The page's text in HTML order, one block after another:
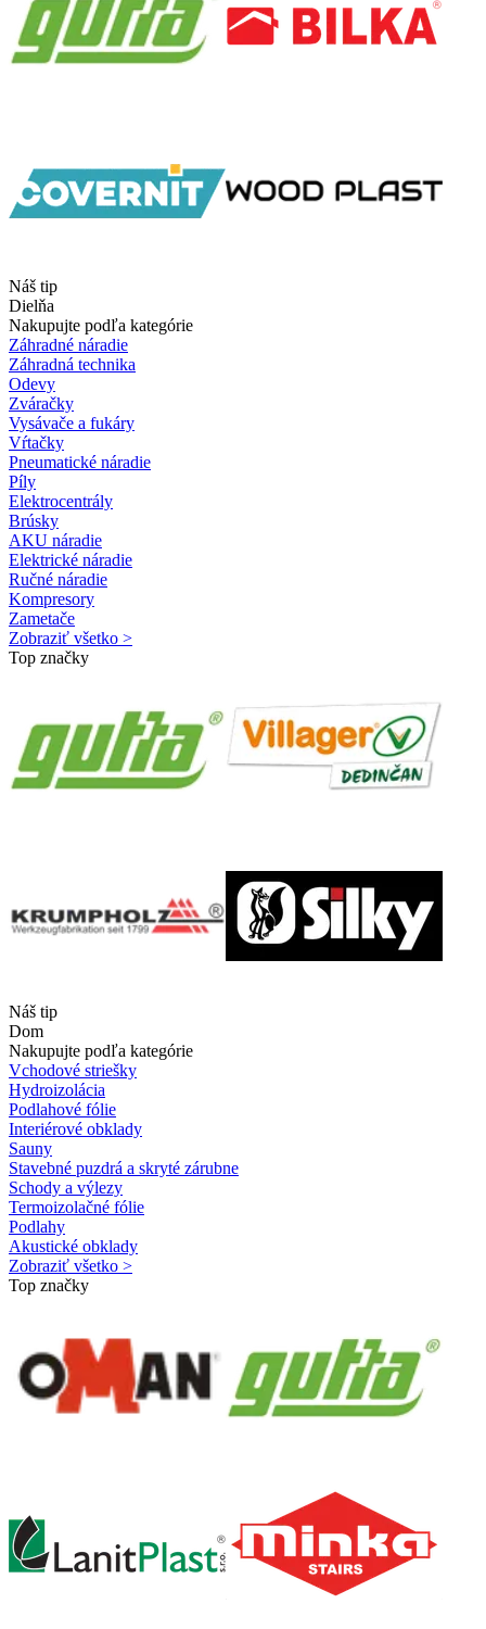
Náš tip
Dielňa
Nakupujte podľa kategórie
Záhradné náradie
Záhradná technika
Odevy
Zváračky
Vysávače a fukáry
Vŕtačky
Pneumatické náradie
Píly
Elektrocentrály
Brúsky
AKU náradie
Elektrické náradie
Ručné náradie
Kompresory
Zametače
Zobraziť všetko >
Top značky
Náš tip
Dom
Nakupujte podľa kategórie
Vchodové striešky
Hydroizolácia
Podlahové fólie
Interiérové obklady
Sauny
Stavebné puzdrá a skryté zárubne
Schody a výlezy
Termoizolačné fólie
Podlahy
Akustické obklady
Zobraziť všetko >
Top značky